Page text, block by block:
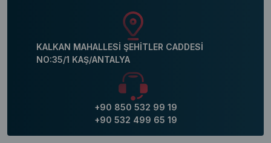
KALKAN MAHALLESİ ŞEHİTLER CADDESİ
NO:35/1 KAŞ/ANTALYA
+90 850 532 99 19
+90 532 499 65 19